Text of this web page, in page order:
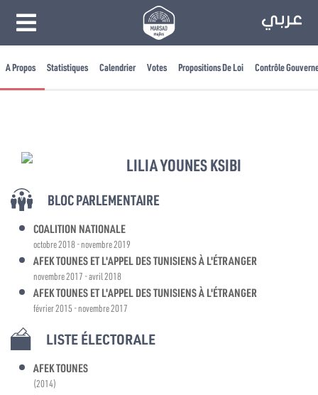
A Propos Statistiques Calendrier Votes Propositions De Loi Contrôle
LILIA YOUNES KSIBI
BLOC PARLEMENTAIRE
COALITION NATIONALE
octobre 2018 - novembre 2019
AFEK TOUNES ET L'APPEL DES TUNISIENS À L'ÉTRANGER
novembre 2017 - avril 2018
AFEK TOUNES ET L'APPEL DES TUNISIENS À L'ÉTRANGER
février 2015 - novembre 2017
LISTE ÉLECTORALE
AFEK TOUNES
(2014)